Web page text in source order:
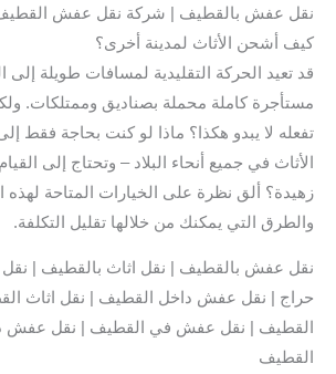
نقل عفش بالقطيف | شركة نقل عفش
كيف أشحن الأثاث لمدينة أخرى؟
قد تعيد الحركة التقليدية لمسافات طويلة
مستأجرة كاملة محملة بصناديق وممتلكات.
تفعله لا يبدو هكذا؟ ماذا لو كنت بحاجة
الأثاث في جميع أنحاء البلاد – وتحتاج إلى
زهيدة؟ ألق نظرة على الخيارات المتاحة لهذه
والطرق التي يمكنك من خلالها تقليل التكلفة.
نقل عفش بالقطيف | نقل اثاث بالقطيف |
حراج | نقل عفش داخل القطيف | نقل اثاث
القطيف | نقل عفش في القطيف | نقل عفش
القطيف